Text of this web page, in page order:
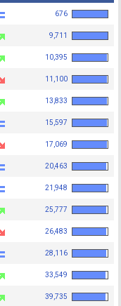
676
9,711
10,395
11,100
13,833
15,597
17,069
20,463
21,948
25,777
26,483
28,116
33,549
39,735